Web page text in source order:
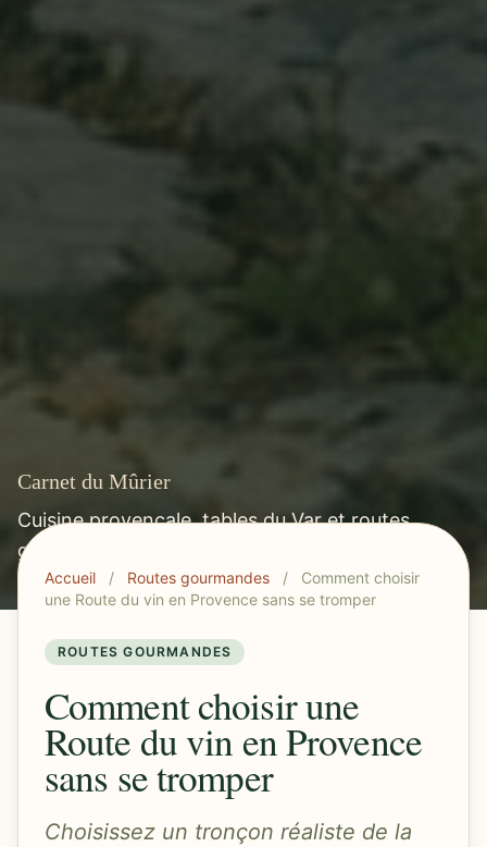
Carnet du Mûrier
Cuisine provençale, tables du Var et routes
gourmandes méditerranéennes.
Accueil / Routes gourmandes /
Comment choisir
une Route du vin en Provence sans se tromper
ROUTES GOURMANDES
Comment choisir une
Route du vin en Provence
sans se tromper
Choisissez un tronçon réaliste de la